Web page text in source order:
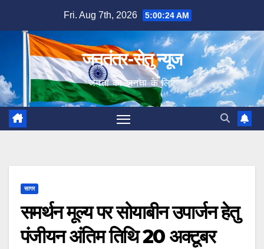
content
Fri. Aug 7th, 2026 5:00:25 AM
जनतंत्र-सेतु न्यूज
जनता का जनता के लिए
सागर
समर्थन मूल्य पर सोयाबीन उपार्जन हेतु
पंजीयन अंतिम तिथि 20 अक्टूबर